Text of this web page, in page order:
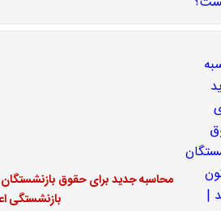
محاسبه جدید برای حقوق
بازنشستگی